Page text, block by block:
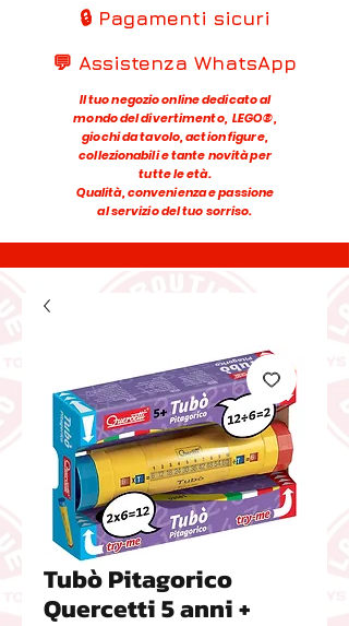
🔒 Pagamenti sicuri
💬 Assistenza WhatsApp
Il tuo negozio online dedicato al
mondo del divertimento, LEGO®,
giochi da tavolo, action figure,
collezionabili e tante novità per
tutte le età.
Qualità, convenienza e passione
al servizio del tuo sorriso.
Tubò Pitagorico
Quercetti 5 anni +